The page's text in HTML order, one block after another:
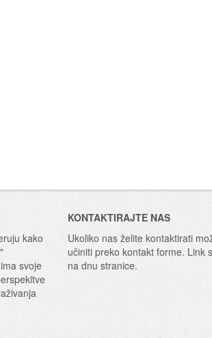
kako
svoje
KONTAKTIRAJTE NAS
Ukoliko nas želite kontaktirati
učiniti preko kontakt forme. Link
na dnu stranice.